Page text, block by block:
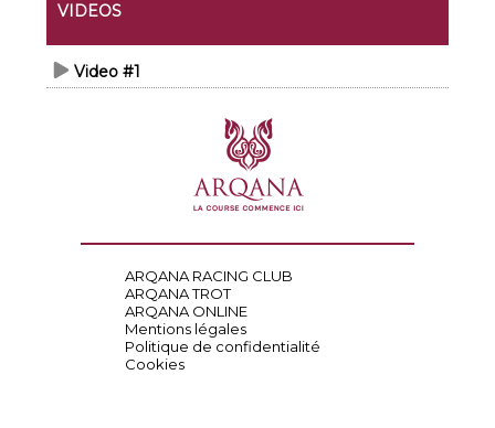
VIDEOS
Video #1
ARQANA RACING CLUB
ARQANA TROT
ARQANA ONLINE
Mentions légales
Politique de confidentialité
Cookies